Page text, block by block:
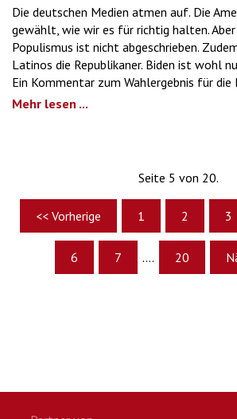
Die deutschen Medien atmen auf. Die
gewählt, wie wir es für richtig halten. Aber
Populismus ist nicht abgeschrieben.
Latinos die Republikaner. Biden ist wohl
Ein Kommentar zum Wahlergebnis für die
Mehr lesen ...
Seite 5 von 20.
<< Vorherige 1 2 3
6 7 .... 20